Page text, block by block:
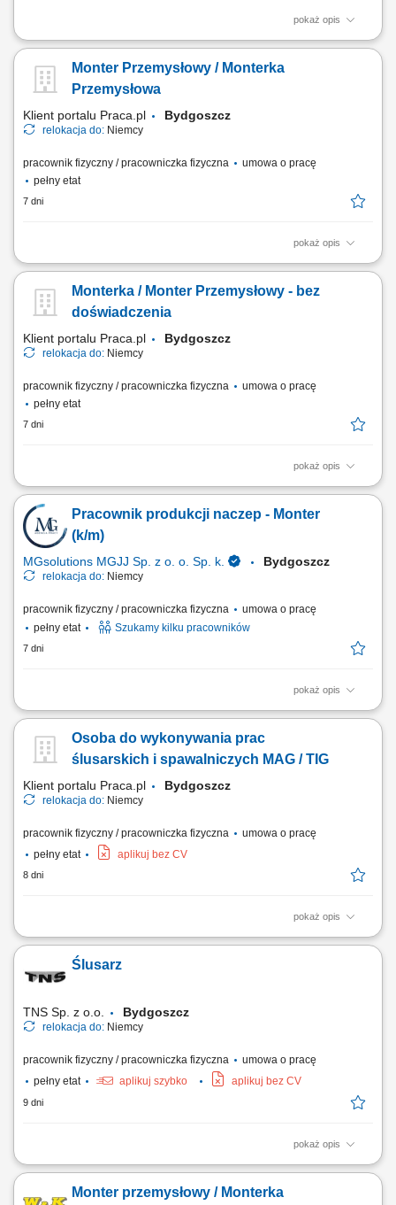
pokaż opis
Opis stanowiska: Bieżące składanie oraz dopasowywanie
komponenty mostowe). Prowadzenie prac montażowych w warunkach
halowych na podstawie dostarczonej dokumentacji technicznej.
Monter Przemysłowy / Monterka
Przemysłowa
Klient portalu Praca.pl Bydgoszcz
relokacja do: Niemcy
pracownik fizyczny / pracowniczka fizyczna
umowa o pracę
pełny etat
7 dni
pokaż opis
Montaż mechaniczny maszyn i urządzeń przemysłowych na podstawie
czujników. Uruchamianie, testowanie oraz serwis mechaniczny maszyn.
Tworzenie dokumentacji technicznej i raportowanie.
Monterka / Monter Przemysłowy - bez
doświadczenia
Klient portalu Praca.pl Bydgoszcz
relokacja do: Niemcy
pracownik fizyczny / pracowniczka fizyczna
umowa o pracę
pełny etat
7 dni
pokaż opis
Wykonywanie prac monterskich, mechanicznych i ślusarskich zgodnie z
dokumentacją techniczną. Instalacja elementów pneumatyki,
sterowania i czujników. Montaż linii i maszyn przemysłowych w różnych
branżach. Realizowanie zadań w pracy zespołowej oraz na
samodzielnym stanowisku.
Pracownik produkcji naczep - Monter
(k/m)
MGsolutions MGJJ Sp. z o. o. Sp. k. Bydgoszcz
relokacja do: Niemcy
pracownik fizyczny / pracowniczka fizyczna
umowa o pracę
pełny etat
Szukamy kilku pracowników
7 dni
pokaż opis
Opis stanowiska Prosta praca na produkcji elementów i zespołów do
jakości w trakcie produkcji; Pomoc w układaniu / pakowaniu elementów;
Osoba do wykonywania prac
ślusarskich i spawalniczych MAG / TIG
Klient portalu Praca.pl Bydgoszcz
relokacja do: Niemcy
pracownik fizyczny / pracowniczka fizyczna
umowa o pracę
pełny etat
aplikuj bez CV
8 dni
pokaż opis
Spawanie metodą 135 (MAG) lub 141 (TIG) w zależności od
Ślusarz
TNS Sp. z o.o. Bydgoszcz
relokacja do: Niemcy
pracownik fizyczny / pracowniczka fizyczna
umowa o pracę
pełny etat
aplikuj szybko aplikuj bez CV
9 dni
pokaż opis
Opis stanowiska: prace montażowe i wykańczające wyposażenie
zespole; zaangażowanie, sumienność, dyspozycyjność; umiejętność
Monter przemysłowy / Monterka